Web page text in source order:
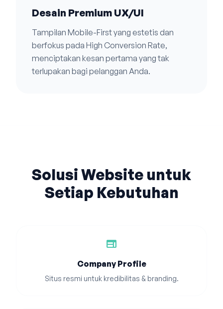
Desain Premium UX/UI
Tampilan Mobile-First yang estetis dan
berfokus pada High Conversion Rate,
menciptakan kesan pertama yang tak
terlupakan bagi pelanggan Anda.
Solusi Website untuk
Setiap Kebutuhan
web
Company Profile
Situs resmi untuk kredibilitas & branding.